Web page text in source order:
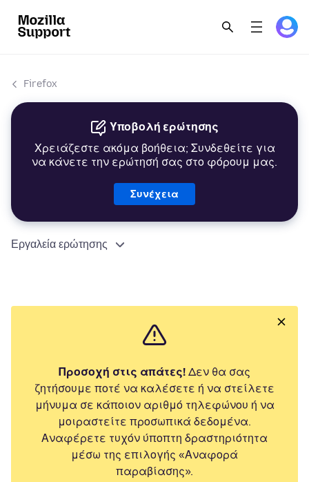
Firefox
Υποβολή ερώτησης
Χρειάζεστε ακόμα βοήθεια; Συνδεθείτε για
να κάνετε την ερώτησή σας στο φόρουμ μας.
Συνέχεια
Εργαλεία ερώτησης
Προσοχή στις απάτες! Δεν θα σας
ζητήσουμε ποτέ να καλέσετε ή να στείλετε
μήνυμα σε κάποιον αριθμό τηλεφώνου ή να
μοιραστείτε προσωπικά δεδομένα.
Αναφέρετε τυχόν ύποπτη δραστηριότητα
μέσω της επιλογής «Αναφορά
παραβίασης».